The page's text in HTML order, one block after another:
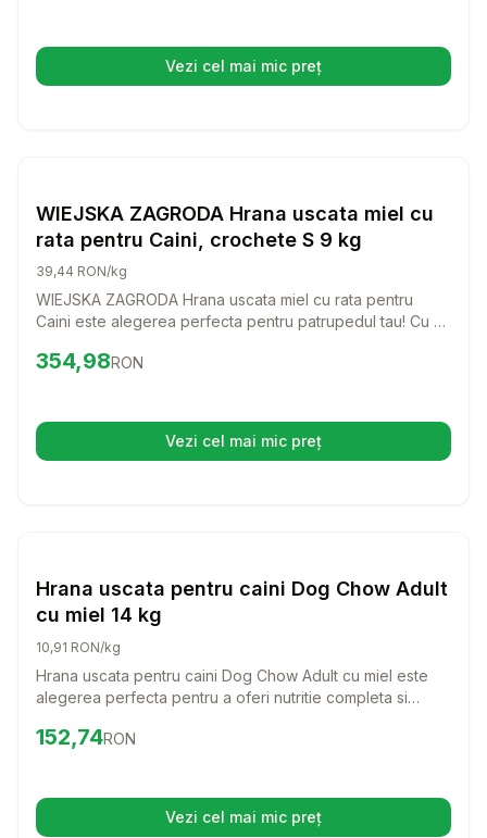
Vezi cel mai mic preț(se deschide într-o filă nouă)
Hrana Uscata Caini
WIEJSKA ZAGRODA Hrana uscata miel cu
rata pentru Caini, crochete S 9 kg
39,44 RON/kg
WIEJSKA ZAGRODA Hrana uscata miel cu rata pentru
Caini este alegerea perfecta pentru patrupedul tau! Cu un
face ca fiecare masa sa fie o bucurie pentru cainele tau.
Preț: 354.98 RON
354,98RON
Vezi cel mai mic preț(se deschide într-o filă nouă)
Hrana Uscata Caini
Hrana uscata pentru caini Dog Chow Adult
cu miel 14 kg
10,91 RON/kg
Hrana uscata pentru caini Dog Chow Adult cu miel este
alegerea perfecta pentru a oferi nutritie completa si
orez, aceasta hrana este formulata pentru a sustine un stil
Preț:152.74
152,74RON
Vezi cel mai mic preț(se deschide într-o filă nouă)